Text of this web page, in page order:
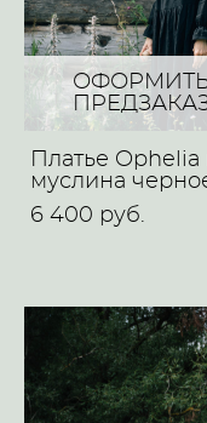
Платье Ophelia
муслина
6 400 pуб.